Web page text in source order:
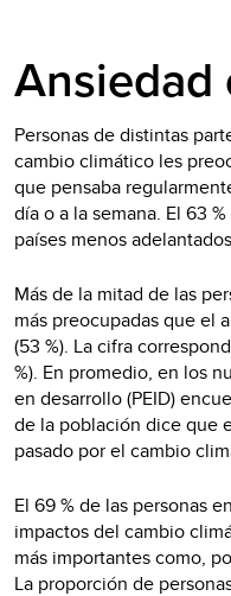
Ansiedad
Personas de distintas
cambio climático les
que pensaba
día o a la semana. El 63
países menos
Más de la mitad de las
más preocupadas que el
(53 %). La cifra
%). En promedio, en los
en desarrollo (PEID)
de la población dice que
pasado por el cambio
El 69 % de las personas
impactos del cambio
más importantes como,
La proporción de